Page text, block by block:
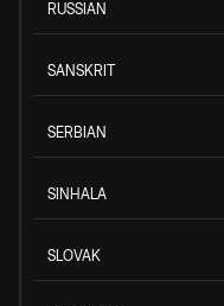
RUSSIAN
SANSKRIT
SERBIAN
SINHALA
SLOVAK